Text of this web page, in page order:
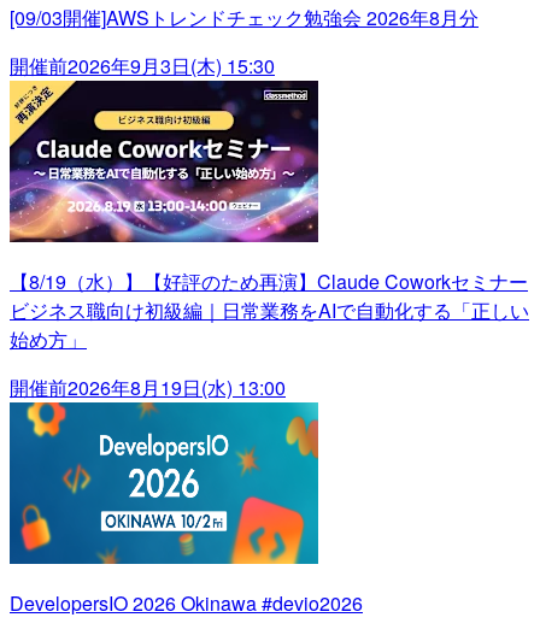
[09/03開催]AWSトレンドチェック勉強会 2026年8月分
開催前2026年9月3日(木) 15:30
【8/19（水）】【好評のため再演】Claude Coworkセミナー
ビジネス職向け初級編｜日常業務をAIで自動化する「正しい
始め方」
開催前2026年8月19日(水) 13:00
DevelopersIO 2026 Okinawa #devio2026